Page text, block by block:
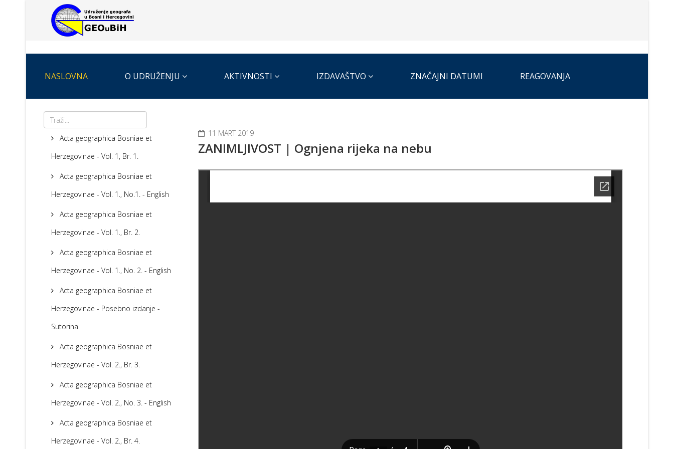
NASLOVNA O UDRUŽENJU AKTIVNOSTI IZDAVAŠTVO ZNAČAJNI DATUMI REAGOVANJA
Acta geographica Bosniae et
Herzegovinae - Vol. 1, Br. 1.
Acta geographica Bosniae et
Herzegovinae - Vol. 1., No.1. - English
Acta geographica Bosniae et
Herzegovinae - Vol. 1., Br. 2.
Acta geographica Bosniae et
Herzegovinae - Vol. 1., No. 2. - English
Acta geographica Bosniae et
Herzegovinae - Posebno izdanje -
Sutorina
Acta geographica Bosniae et
Herzegovinae - Vol. 2., Br. 3.
Acta geographica Bosniae et
Herzegovinae - Vol. 2., No. 3. - English
Acta geographica Bosniae et
Herzegovinae - Vol. 2., Br. 4.
11 MART 2019
ZANIMLJIVOST | Ognjena rijeka na nebu